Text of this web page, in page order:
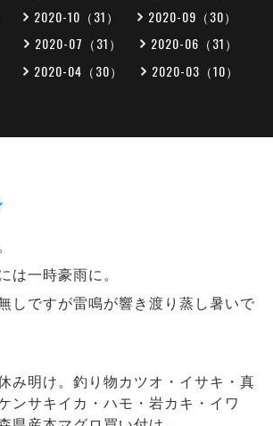
2020-10（31）
2020-09（30）
2020-07（31）
2020-06（31）
2020-04（30） 2020-03（10）
は一時豪雨に。
しですが雷鳴が響き渡り蒸し暑いで
み明け。釣り物カツオ・イサキ・真
ンサキイカ・ハモ・岩カキ・イワ